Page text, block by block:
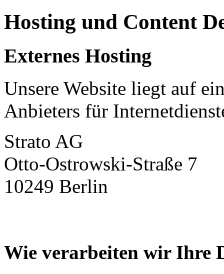
Hosting und Content
Externes Hosting
Unsere Website liegt auf
Anbieters für
Strato AG
Otto-Ostrowski-Straße 7
10249 Berlin
Wie verarbeiten wir Ihre